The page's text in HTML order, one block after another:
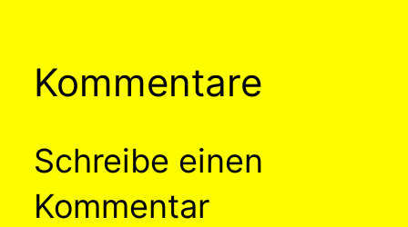
Kommentare
Schreibe einen
Kommentar